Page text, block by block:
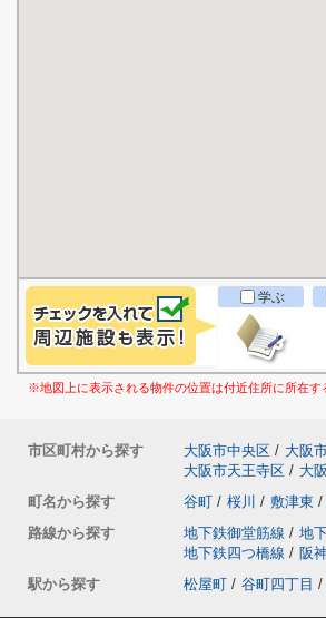
学ぶ
※地図上に表示される物件の位置は付近住所に所在
市区町村から探す 大阪市中央区 / 大阪
大阪市天王寺区 / 大
町名から探す
谷町 / 桜川 / 敷津東 /
路線から探す
地下鉄御堂筋線 / 地
地下鉄四つ橋線 / 阪
駅から探す
松屋町 / 谷町四丁目 /